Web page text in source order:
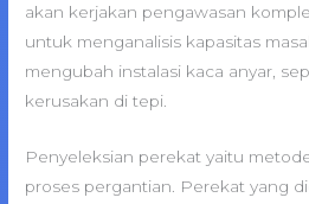
akan kerjakan pengawasan
untuk menganalisis kapasitas
mengubah instalasi kaca anyar,
kerusakan di tepi.
Penyeleksian perekat yaitu
proses pergantian. Perekat yang